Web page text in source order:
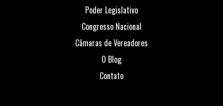
Poder Legislativo
Congresso Nacional
Câmaras de Vereadores
O Blog
Contato